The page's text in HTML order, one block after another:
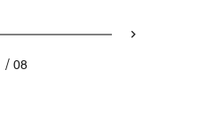
/ 08